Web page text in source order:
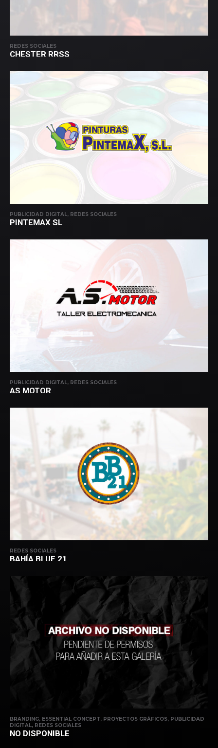
REDES SOCIALES
CHESTER RRSS
PUBLICIDAD DIGITAL, REDES SOCIALES
PINTEMAX SL
PUBLICIDAD DIGITAL, REDES SOCIALES
AS MOTOR
REDES SOCIALES
BAHÍA BLUE 21
BRANDING, ESSENTIAL CONCEPT, PROYECTOS GRÁFICOS, PUBLICIDAD
DIGITAL, REDES SOCIALES
NO DISPONIBLE